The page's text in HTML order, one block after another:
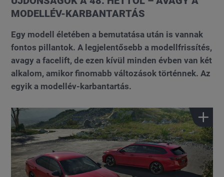
MODELLÉV-KARBANTARTÁS
Egy modell életében a bemutatása után is vannak
fontos pillantok. A legjelentősebb a modellfrissítés,
avagy a facelift, de ezen kívül minden évben van két
alkalom, amikor finomabb változások történnek. Az
egyik a modellév-karbantartás.